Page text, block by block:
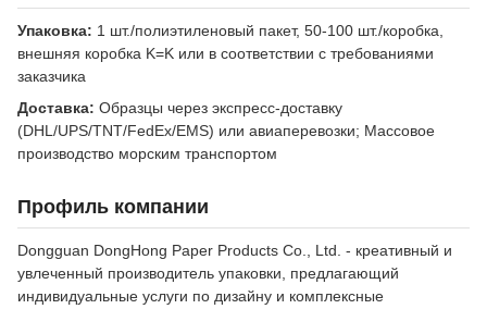
Упаковка: 1 шт./полиэтиленовый пакет, 50-100 шт./коробка,
внешняя коробка K=K или в соответствии с требованиями
заказчика
Доставка: Образцы через экспресс-доставку
(DHL/UPS/TNT/FedEx/EMS) или авиаперевозки; Массовое
производство морским транспортом
Профиль компании
Dongguan DongHong Paper Products Co., Ltd. - креативный и
увлеченный производитель упаковки, предлагающий
индивидуальные услуги по дизайну и комплексные